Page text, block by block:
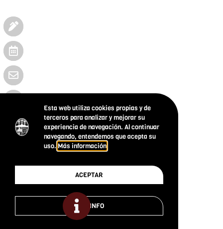
Esta web utiliza cookies propias y de
terceros para analizar y mejorar su
experiencia de navegación. Al continuar
navegando, entendemos que acepta su
uso. Más información
ACEPTAR
MÁS INFO